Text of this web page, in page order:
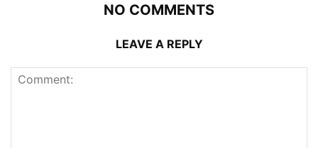
NO COMMENTS
LEAVE A REPLY